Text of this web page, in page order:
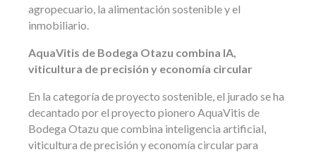
agropecuario, la alimentación sostenible y el
inmobiliario.
AquaVitis de Bodega Otazu combina IA,
viticultura de precisión y economía circular
En la categoría de proyecto sostenible, el jurado se ha
decantado por el proyecto pionero AquaVitis de
Bodega Otazu que combina inteligencia artificial,
viticultura de precisión y economía circular para